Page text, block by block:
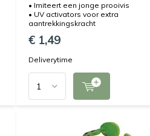
• Imiteert een jonge prooivis
• UV activators voor extra
aantrekkingskracht
€ 1,49
Deliverytime